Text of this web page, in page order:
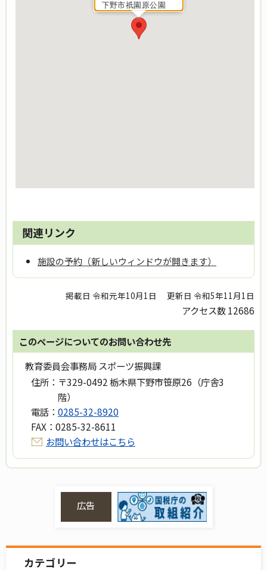
下野市祇園原公園
関連リンク
施設の予約（新しいウィンドウが開きます）
掲載日 令和元年10月1日 更新日 令和5年11月1日
アクセス数12686
このページについてのお問い合わせ先
教育委員会事務局 スポーツ振興課
住所： 〒329-0492 栃木県下野市笹原26（庁舎3
階）
電話： 0285-32-8920
FAX： 0285-32-8611
お問い合わせはこちら
広告
カテゴリー